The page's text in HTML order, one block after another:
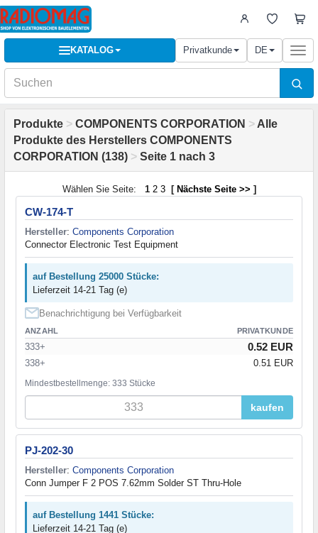
KATALOG Privatkunde DE
Produkte > COMPONENTS CORPORATION > Alle
Produkte des Herstellers COMPONENTS
CORPORATION (138) > Seite 1 nach 3
Wählen Sie Seite: 1 2 3 [ Nächste Seite >> ]
CW-174-T
Hersteller: Components Corporation
Connector Electronic Test Equipment
auf Bestellung 25000 Stücke:
Lieferzeit 14-21 Tag (e)
Benachrichtigung bei Verfügbarkeit
ANZAHL PRIVATKUNDE
333+ 0.52 EUR
338+ 0.51 EUR
Mindestbestellmenge: 333 Stücke
kaufen
PJ-202-30
Hersteller: Components Corporation
Conn Jumper F 2 POS 7.62mm Solder ST Thru-Hole
auf Bestellung 1441 Stücke:
Lieferzeit 14-21 Tag (e)